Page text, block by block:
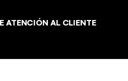
ATENCIÓN AL CLIENTE